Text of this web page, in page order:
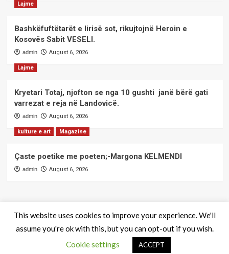
Lajme
Bashkëfuftëtarët e lirisë sot, rikujtojnë Heroin e
Kosovës Sabit VESELI.
admin August 6, 2026
Lajme
Kryetari Totaj, njofton se nga 10 gushti janë bërë gati
varrezat e reja në Landovicë.
admin August 6, 2026
kulture e art Magazine
Çaste poetike me poeten;-Margona KELMENDI
admin August 6, 2026
QendraPRESS - Te drejtat e rezervuara|CoverNewsby AF
themes.
This website uses cookies to improve your experience. We'll
assume you're ok with this, but you can opt-out if you wish.
Cookie settings
ACCEPT